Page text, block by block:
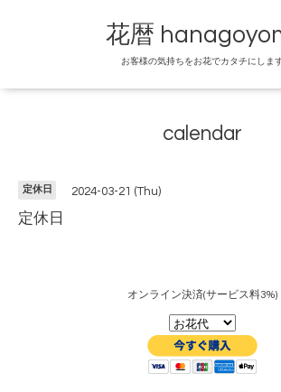
花暦
お客様の気持ちをお花でカタチにしま
calendar
定休日 2024-03-21 (Thu)
定休日
オンライン決済(サービス料3%)